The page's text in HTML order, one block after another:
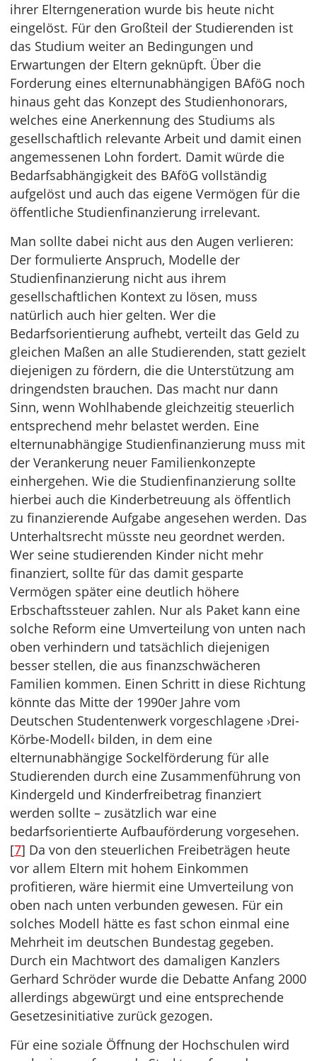
ihrer Elterngeneration wurde bis heute nicht
eingelöst. Für den Großteil der Studierenden ist
das Studium weiter an Bedingungen und
Erwartungen der Eltern geknüpft. Über die
Forderung eines elternunabhängigen BAföG noch
hinaus geht das Konzept des Studienhonorars,
welches eine Anerkennung des Studiums als
gesellschaftlich relevante Arbeit und damit einen
angemessenen Lohn fordert. Damit würde die
Bedarfsabhängigkeit des BAföG vollständig
aufgelöst und auch das eigene Vermögen für die
öffentliche Studienfinanzierung irrelevant.
Man sollte dabei nicht aus den Augen verlieren:
Der formulierte Anspruch, Modelle der
Studienfinanzierung nicht aus ihrem
gesellschaftlichen Kontext zu lösen, muss
natürlich auch hier gelten. Wer die
Bedarfsorientierung aufhebt, verteilt das Geld zu
gleichen Maßen an alle Studierenden, statt gezielt
diejenigen zu fördern, die die Unterstützung am
dringendsten brauchen. Das macht nur dann
Sinn, wenn Wohlhabende gleichzeitig steuerlich
entsprechend mehr belastet werden. Eine
elternunabhängige Studienfinanzierung muss mit
der Verankerung neuer Familienkonzepte
einhergehen. Wie die Studienfinanzierung sollte
hierbei auch die Kinderbetreuung als öffentlich
zu finanzierende Aufgabe angesehen werden. Das
Unterhaltsrecht müsste neu geordnet werden.
Wer seine studierenden Kinder nicht mehr
finanziert, sollte für das damit gesparte
Vermögen später eine deutlich höhere
Erbschaftssteuer zahlen. Nur als Paket kann eine
solche Reform eine Umverteilung von unten nach
oben verhindern und tatsächlich diejenigen
besser stellen, die aus finanzschwächeren
Familien kommen. Einen Schritt in diese Richtung
könnte das Mitte der 1990er Jahre vom
Deutschen Studentenwerk vorgeschlagene ›Drei-
Körbe-Modell‹ bilden, in dem eine
elternunabhängige Sockelförderung für alle
Studierenden durch eine Zusammenführung von
Kindergeld und Kinderfreibetrag finanziert
werden sollte – zusätzlich war eine
bedarfsorientierte Aufbauförderung vorgesehen.
[7] Da von den steuerlichen Freibeträgen heute
vor allem Eltern mit hohem Einkommen
profitieren, wäre hiermit eine Umverteilung von
oben nach unten verbunden gewesen. Für ein
solches Modell hätte es fast schon einmal eine
Mehrheit im deutschen Bundestag gegeben.
Durch ein Machtwort des damaligen Kanzlers
Gerhard Schröder wurde die Debatte Anfang 2000
allerdings abgewürgt und eine entsprechende
Gesetzesinitiative zurück gezogen.
Für eine soziale Öffnung der Hochschulen wird